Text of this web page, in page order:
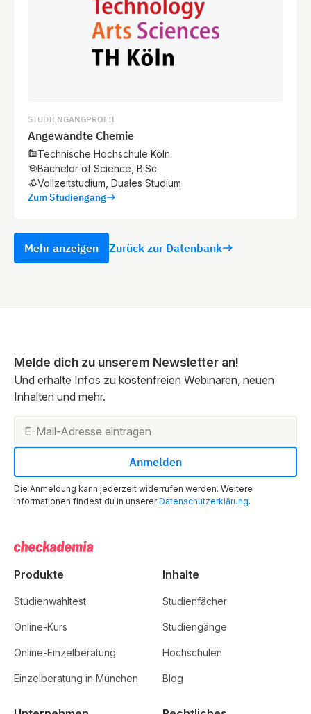
STUDIENGANGPROFIL
Angewandte Chemie
Technische Hochschule Köln
Bachelor of Science, B.Sc.
Vollzeitstudium, Duales Studium
Zum Studiengang
Mehr anzeigen Zurück zur Datenbank
Melde dich zu unserem Newsletter an!
Und erhalte Infos zu kostenfreien Webinaren, neuen
Inhalten und mehr.
Die Anmeldung kann jederzeit widerrufen werden. Weitere
Informationen findest du in unsererDatenschutzerklärung.
Produkte
Studienwahltest
Online-Kurs
Online-Einzelberatung
Einzelberatung in München
Inhalte
Studienfächer
Studiengänge
Hochschulen
Blog